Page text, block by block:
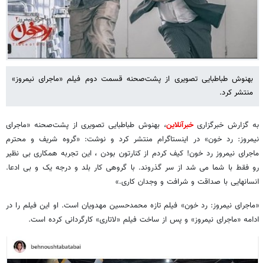
بهنوش طباطبایی تصویری از پشت‌صحنه قسمت دوم فیلم «ماجرای نیمروز»
منتشر کرد.
به گزارش خبرگزاریخبرآنلاین، بهنوش طباطبایی تصویری از پشت‌صحنه «ماجرای
نیمروز: رد خون» در اینستاگرام منتشر کرد و نوشت: «گروه شریف و محترم
ماجرای نیمروز رد خون! کیف کردم از کنارتون بودن ، این تجربه همکاری بی نظیر
رو فقط با شما می شد از سر گذروند. با گروهی کار بلد و درجه یک و بی ادعا.
انسانهایی با صداقت و شرافت و وجدان کاری.»
«ماجرای نیمروز: رد خون» فیلم تازه محمدحسین مهدویان است. او این فیلم را در
ادامه «ماجرای نیمروز» و پس از ساخت فیلم «لاتاری» کارگردانی کرده است.